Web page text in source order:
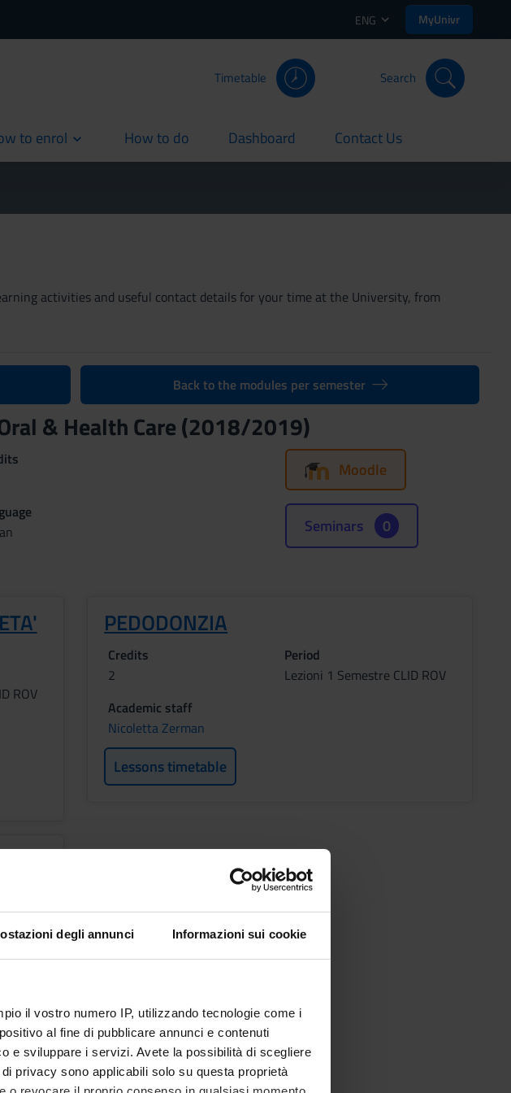
degli annunci Informazioni sui cookie
il vostro numero IP, utilizzando tecnologie come i
al fine di pubblicare annunci e contenuti
e sviluppare i servizi. Avete la possibilità di scegliere
privacy sono applicabili solo su questa proprietà
ENG MyUnivr
Timetable Search
to enrol How to do
current Dashboard
current Contact Us
current
activities and useful contact details for your time at the University, from
Back to the modules per semester
& Health Care (2018/2019)
Moodle
Seminars 0
ROV
PEDODONZIA
Credits
2
Period
Lezioni 1 Semestre CLID ROV
Academic staff
Nicoletta Zerman
Lessons timetable
ROV